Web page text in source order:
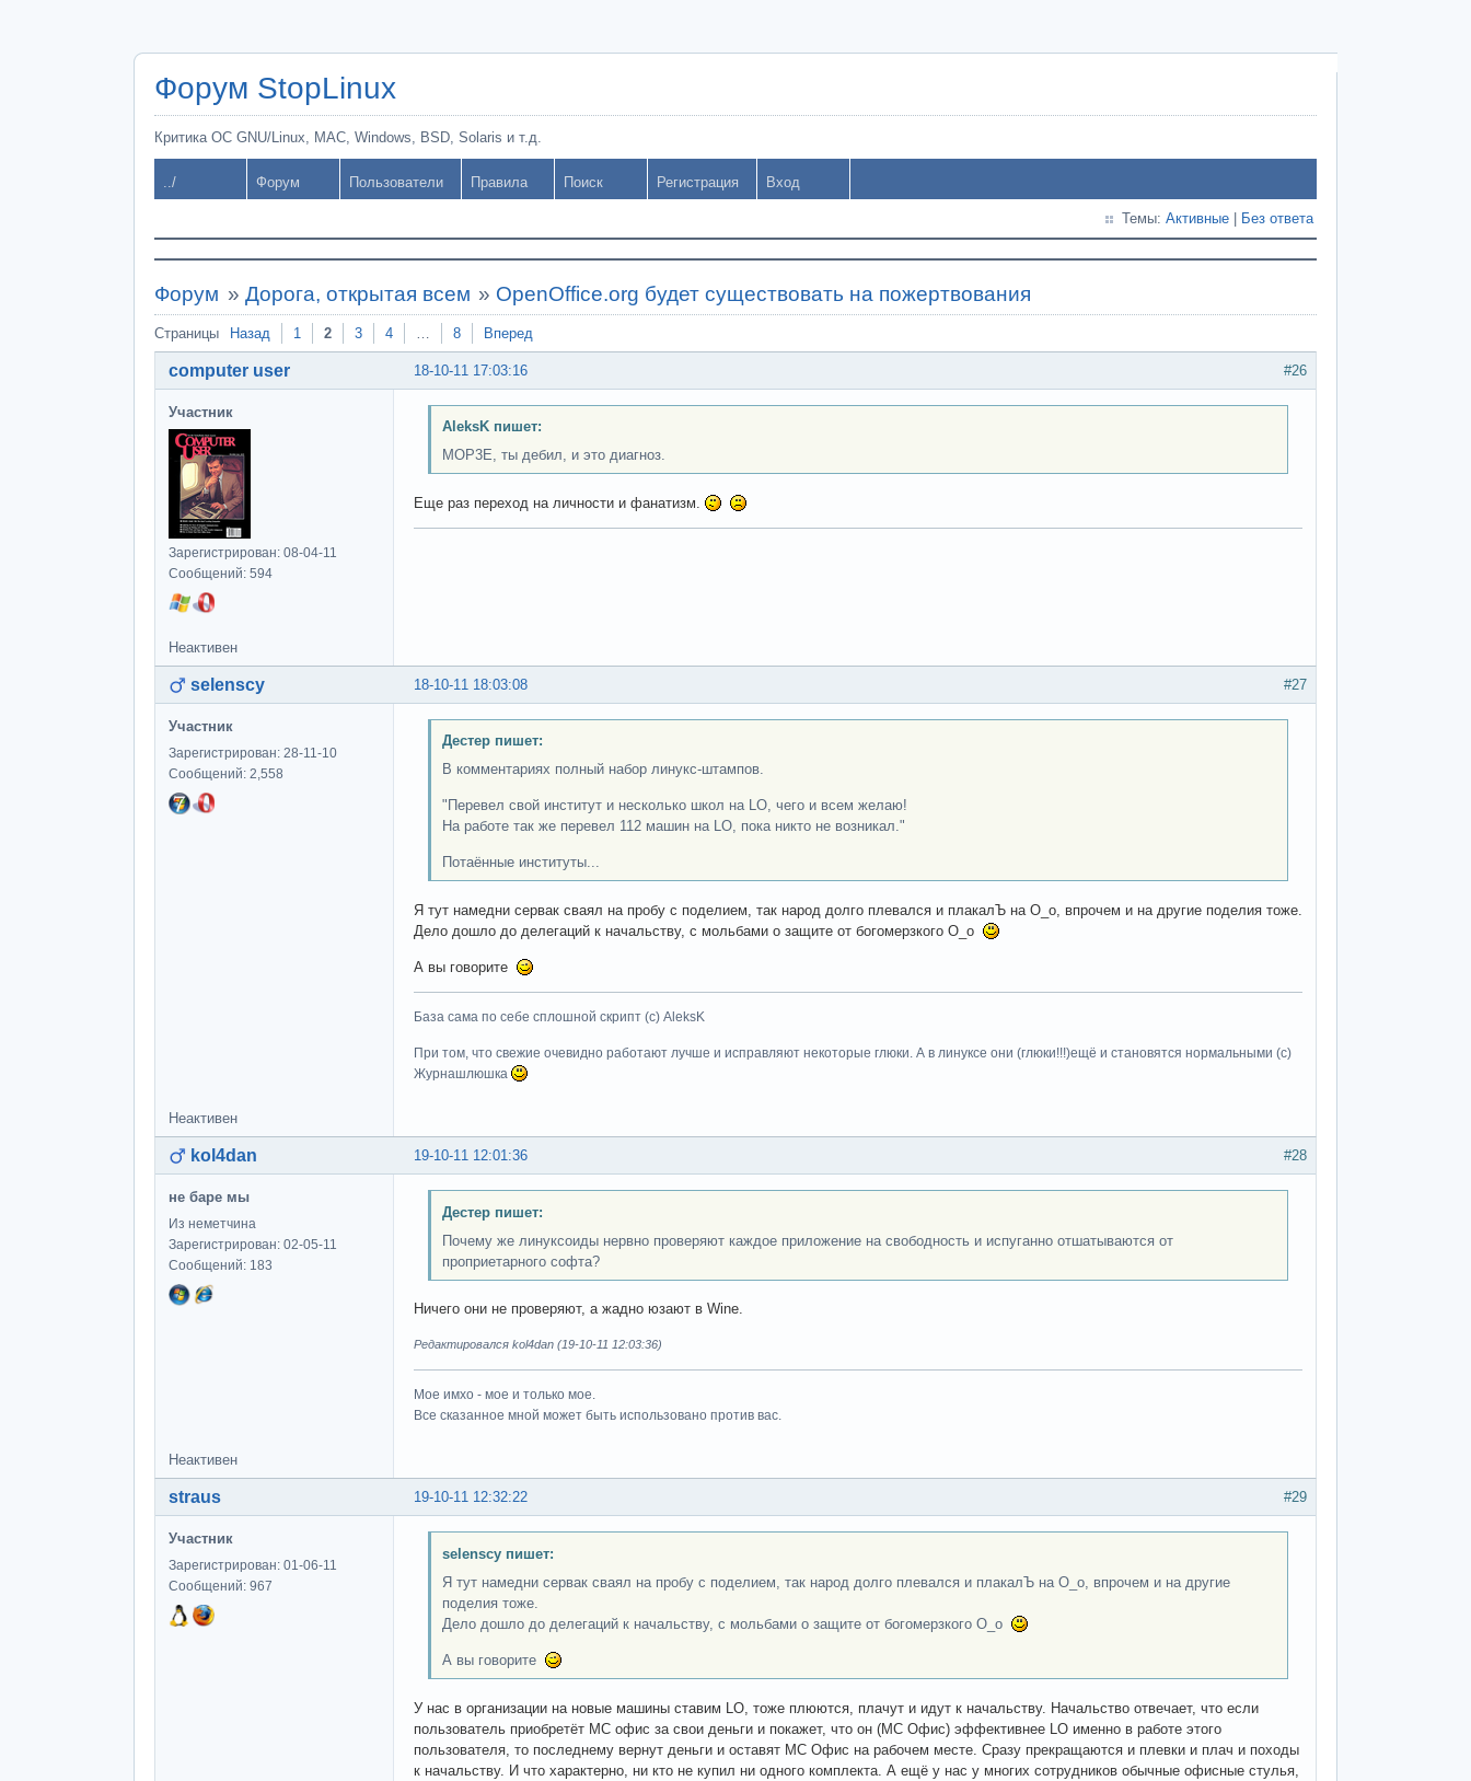
Форум StopLinux
Критика ОС GNU/Linux, MAC, Windows, BSD, Solaris и т.д.
../ Форум Пользователи Правила Поиск Регистрация Вход
Темы: Активные Без ответа
Форум » Дорога, открытая всем » OpenOffice.org будет существовать на пожертвования
Страницы Назад 1 2 3 4 … 8 Вперед
#26
18-10-11 17:03:16
computer user
Участник
Зарегистрирован: 08-04-11
Сообщений: 594
AleksK пишет:
MOP3E, ты дебил, и это диагноз.
Еще раз переход на личности и фанатизм.
Неактивен
#27
18-10-11 18:03:08
selenscy
Участник
Зарегистрирован: 28-11-10
Сообщений: 2,558
Дестер пишет:
В комментариях полный набор линукс-штампов.
"Перевел свой институт и несколько школ на LO, чего и всем желаю!
На работе так же перевел 112 машин на LO, пока никто не возникал."
Потаённые институты...
Я тут намедни сервак сваял на пробу с поделием, так народ долго плевался и плакалЪ на О_о, впрочем и на другие поделия тоже.
Дело дошло до делегаций к начальству, с мольбами о защите от богомерзкого О_о
А вы говорите
База сама по себе сплошной скрипт (с) AleksK
При том, что свежие очевидно работают лучше и исправляют некоторые глюки. А в линуксе они (глюки!!!)ещё и становятся нормальными (c)
Журнашлюшка
Неактивен
#28
19-10-11 12:01:36
kol4dan
не баре мы
Из неметчина
Зарегистрирован: 02-05-11
Сообщений: 183
Дестер пишет:
Почему же линуксоиды нервно проверяют каждое приложение на свободность и испуганно отшатываются от
проприетарного софта?
Ничего они не проверяют, а жадно юзают в Wine.
Редактировался kol4dan (19-10-11 12:03:36)
Мое имхо - мое и только мое.
Все сказанное мной может быть использовано против вас.
Неактивен
#29
19-10-11 12:32:22
straus
Участник
Зарегистрирован: 01-06-11
Сообщений: 967
selenscy пишет:
Я тут намедни сервак сваял на пробу с поделием, так народ долго плевался и плакалЪ на О_о, впрочем и на другие
поделия тоже.
Дело дошло до делегаций к начальству, с мольбами о защите от богомерзкого О_о
А вы говорите
У нас в организации на новые машины ставим LO, тоже плюются, плачут и идут к начальству. Начальство отвечает, что если
пользователь приобретёт МС офис за свои деньги и покажет, что он (МС Офис) эффективнее LO именно в работе этого
пользователя, то последнему вернут деньги и оставят МС Офис на рабочем месте. Сразу прекращаются и плевки и плач и походы
к начальству. И что характерно, ни кто не купил ни одного комплекта. А ещё у нас у многих сотрудников обычные офисные стулья,